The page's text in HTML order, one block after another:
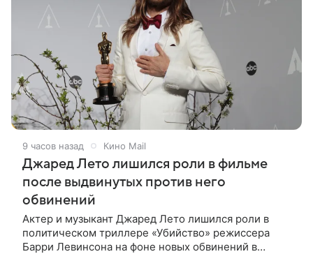
9 часов назад Кино Mail
Джаред Лето лишился роли в фильме
после выдвинутых против него
обвинений
Актер и музыкант Джаред Лето лишился роли в
политическом триллере «Убийство» режиссера
Барри Левинсона на фоне новых обвинений в